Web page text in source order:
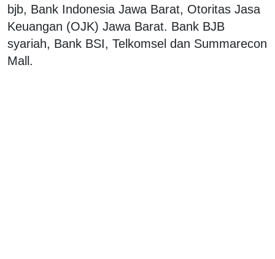
bjb, Bank Indonesia Jawa Barat, Otoritas Jasa
Keuangan (OJK) Jawa Barat. Bank BJB
syariah, Bank BSI, Telkomsel dan Summarecon
Mall.